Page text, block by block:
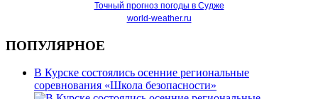
Точный прогноз погоды в Судже
world-weather.ru
ПОПУЛЯРНОЕ
В Курске состоялись осенние региональные
соревнования «Школа безопасности»